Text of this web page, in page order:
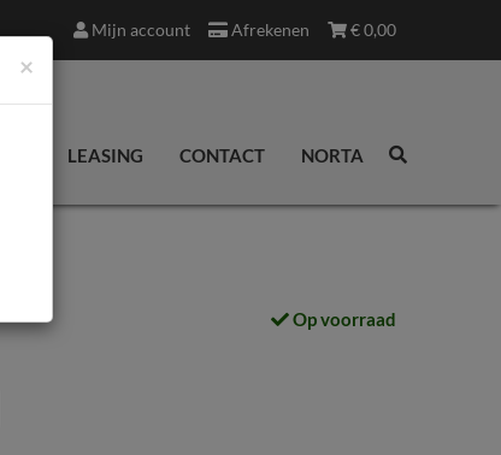
€0,00
Afrekenen
Mijn account
LEASING CONTACT NORTA
Op voorraad
×